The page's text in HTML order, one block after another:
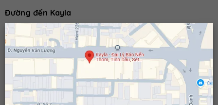
Đường đến Kayla